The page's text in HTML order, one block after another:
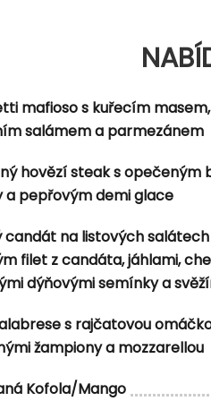
sušenými rajčaty,
grenaille brambory a aioli
majonéza, cibulové
Kč Ovocný birell
mafioso s kuřecím
salámem a parmezánem
hovězí steak s opečeným
a pepřovým demi glace
candát na listových
filet z candáta, jáhlami,
dýňovými semínky a
s rajčatovou
žampiony a mozzarellou
Kofola/Mango